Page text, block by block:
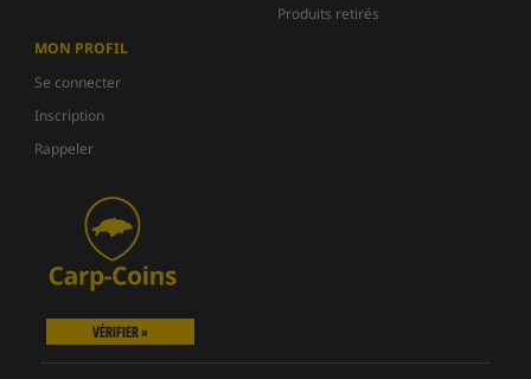
Produits retirés
MON PROFIL
Se connecter
Inscription
Rappeler
VÉRIFIER »